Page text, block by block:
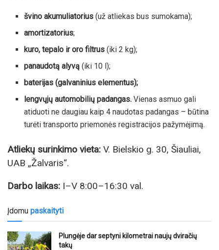
švino akumuliatorius(už atliekas bus sumokama);
amortizatorius;
kuro, tepalo ir oro filtrus(iki 2 kg);
panaudotą alyvą(iki 10 l);
baterijas (galvaninius elementus);
lengvųjų automobilių padangas. Vienas asmuo gali
atiduoti ne daugiau kaip 4 naudotas padangas – būtina
turėti transporto priemonės registracijos pažymėjimą.
Atliekų surinkimo vieta: V. Bielskio g. 30, Šiauliai,
UAB „Žalvaris“.
Darbo laikas: I–V 8:00–16:30 val.
Įdomu paskaityti
Plungėje dar septyni kilometrai naujų dviračių
takų